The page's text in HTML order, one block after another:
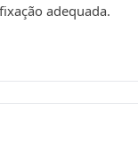
adequada.